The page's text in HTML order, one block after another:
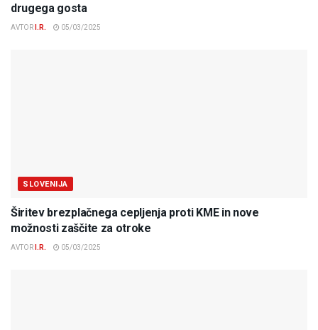
drugega gosta
AVTOR I.R. 05/03/2025
SLOVENIJA
Širitev brezplačnega cepljenja proti KME in nove
možnosti zaščite za otroke
AVTOR I.R. 05/03/2025